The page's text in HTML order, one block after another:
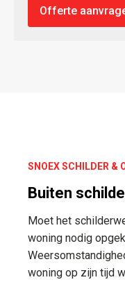
Offerte
SNOEX SCHILDER &
Buiten
Moet het
woning nodig
woning op zijn tijd